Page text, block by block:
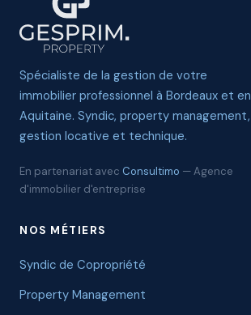
Spécialiste de la gestion de votre
immobilier professionnel à Bordeaux et en
Aquitaine. Syndic, property management,
gestion locative et technique.
En partenariat avec Consultimo — Agence
d'immobilier d'entreprise
NOS MÉTIERS
Syndic de Copropriété
Property Management